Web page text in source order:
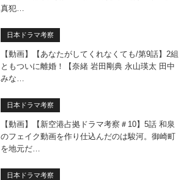
真犯…
日本ドラマ考察
【動画】【あなたがしてくれなくても/第9話】2組
ともついに離婚！【奈緒 岩田剛典 永山瑛太 田中
みな…
日本ドラマ考察
【動画】【新空港占拠ドラマ考察＃10】5話 和泉
のフェイク動画を作り仕込んだのは駿河。御崎町
を地元だ…
日本ドラマ考察